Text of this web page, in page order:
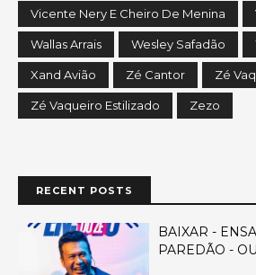
Vicente Nery E Cheiro De Menina
Wallas Arrais Wesley Safadão
Xand Avião Zé Cantor Zé
Zé Vaqueiro Estilizado Zezo
RECENT POSTS
BAIXAR -
PAREDÃO -